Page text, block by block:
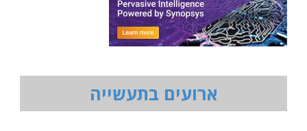
ארועים בתעשייה